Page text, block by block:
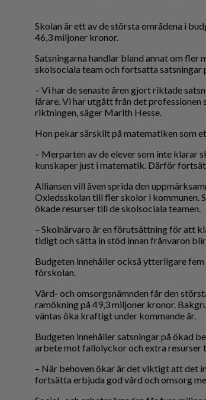
Skolan är ett av de största områdena i
46,3 miljoner kronor.
Satsningarna handlar bland annat om
skolsociala team och fortsatta satsningar
– Vi har de senaste åren gjort riktade
lärare. Vi har utgått från det professionen
riktningen, säger Marith Hesse.
Hon pekar särskilt på matematiken som
– Merparten av de elever som inte klarar
kunskaper just i matematik. Därför
Alliansen vill även sprida den
Oxledsskolan till fler skolor i
ökade resurser till de skolsociala teamen.
– Skolnärvaro är en förutsättning för att
tidigt och sätta in stöd innan frånvaron
Budgeten innehåller också ytterligare
förskolan.
Vård- och omsorgsnämnden får den
ramökning på 49,3 miljoner kronor.
väntas öka kraftigt under kommande år.
Budgeten innehåller satsningar på ökad
arbete mot fallolyckor och extra resurser
– När behoven ökar är det viktigt att det
fortsätta erbjuda god vård och omsorg